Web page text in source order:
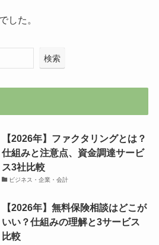
した。
検索
【2026年】ファクタリングとは？
仕組みと注意点、資金調達サービ
ス3社比較
ビジネス・企業・会計
【2026年】無料保険相談はどこが
いい？仕組みの理解と3サービス
比較